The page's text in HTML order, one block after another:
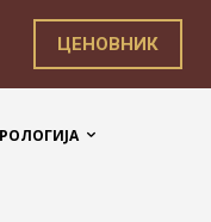
ЦЕНОВНИК